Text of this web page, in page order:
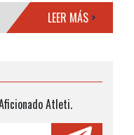
Atleti.
LEER MÁS >